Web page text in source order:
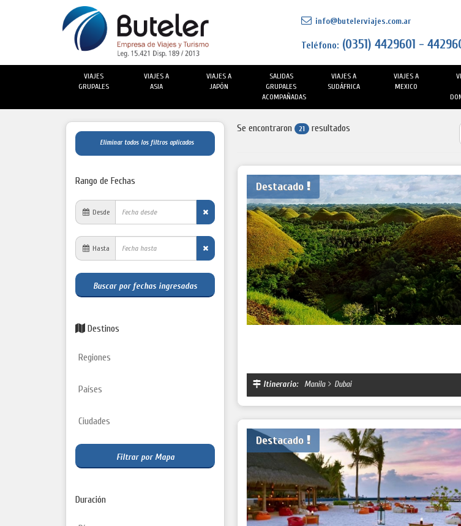
info@butelerviajes.com.ar
Teléfono: (0351) 4429601 -
VIAJES
GRUPALES
VIAJES A
ASIA
VIAJES A
JAPÓN
SALIDAS
GRUPALES
ACOMPAÑADAS
VIAJES A
SUDÁFRICA
VIAJES A
MEXICO
Se encontraron 21 resultados
Destacado
Itinerario: Manila Dubai
Destacado
Eliminar todos los filtros aplicados
Rango de Fechas
Desde
Hasta
Buscar por fechas ingresadas
Destinos
Filtrar por Mapa
Duración